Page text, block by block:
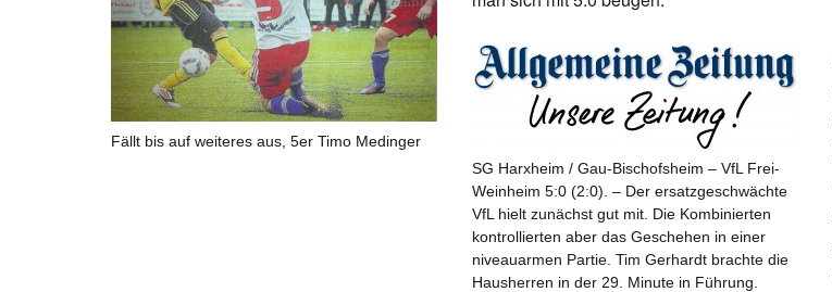
Fällt bis auf weiteres aus, 5er Timo Medinger
SG Harxheim / Gau-Bischofsheim – VfL Frei-
Weinheim 5:0 (2:0). – Der ersatzgeschwächte
VfL hielt zunächst gut mit. Die Kombinierten
kontrollierten aber das Geschehen in einer
niveauarmen Partie. Tim Gerhardt brachte die
Hausherren in der 29. Minute in Führung.